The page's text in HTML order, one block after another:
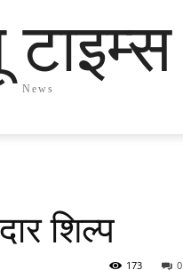
News
शिल्प
0
173